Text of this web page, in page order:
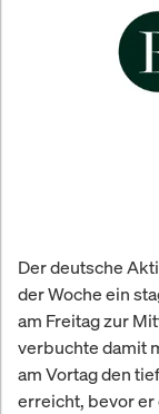
Der deutsche
der Woche ein
am Freitag zur
verbuchte damit
am Vortag den
erreicht, bevor